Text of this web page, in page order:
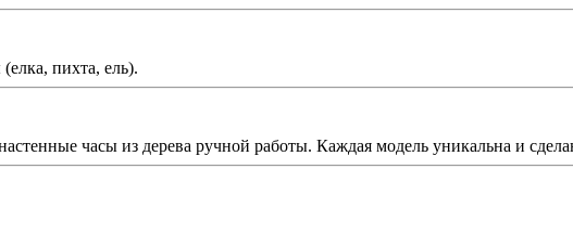
пихта, ель).
часы из дерева ручной работы. Каждая модель уникальна и